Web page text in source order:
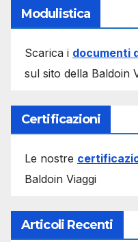
Modulistica
Scarica i documenti
sul sito della Baldoin
Certificazioni
Le nostre
Baldoin Viaggi
Articoli Recenti